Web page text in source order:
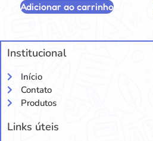
Adicionar ao carrinho
Institucional
Início
Contato
Produtos
Links úteis